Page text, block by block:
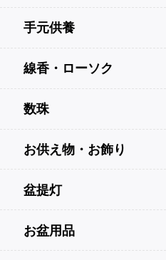
手元供養
線香・ローソク
数珠
お供え物・お飾り
盆提灯
お盆用品